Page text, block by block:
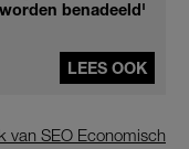
benadeeld'
LEES OOK
van SEO Economisch